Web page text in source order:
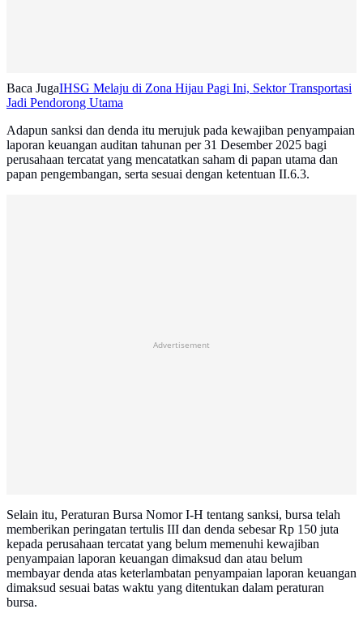
Baca JugaIHSG Melaju di Zona Hijau Pagi Ini, Sektor Transportasi
Jadi Pendorong Utama
Adapun sanksi dan denda itu merujuk pada kewajiban penyampaian
laporan keuangan auditan tahunan per 31 Desember 2025 bagi
perusahaan tercatat yang mencatatkan saham di papan utama dan
papan pengembangan, serta sesuai dengan ketentuan II.6.3.
Advertisement
Selain itu, Peraturan Bursa Nomor I-H tentang sanksi, bursa telah
memberikan peringatan tertulis III dan denda sebesar Rp 150 juta
kepada perusahaan tercatat yang belum memenuhi kewajiban
penyampaian laporan keuangan dimaksud dan atau belum
membayar denda atas keterlambatan penyampaian laporan keuangan
dimaksud sesuai batas waktu yang ditentukan dalam peraturan
bursa.